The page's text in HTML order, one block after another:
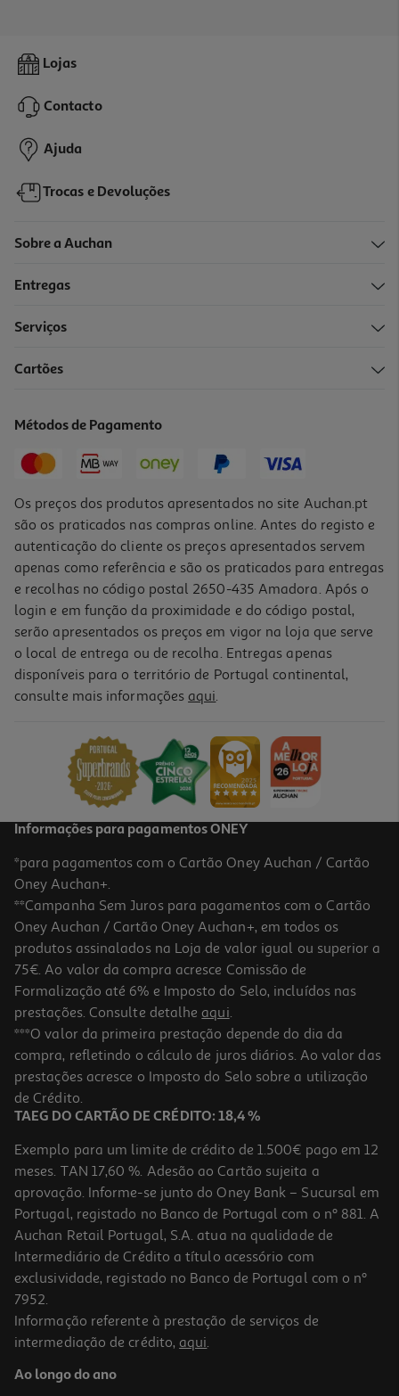
Lojas
Contacto
Ajuda
Trocas e Devoluções
Sobre a Auchan
Entregas
Serviços
Cartões
Métodos de Pagamento
Os preços dos produtos apresentados no site Auchan.pt
são os praticados nas compras online. Antes do registo e
autenticação do cliente os preços apresentados servem
apenas como referência e são os praticados para entregas
e recolhas no código postal 2650-435 Amadora. Após o
login e em função da proximidade e do código postal,
serão apresentados os preços em vigor na loja que serve
o local de entrega ou de recolha. Entregas apenas
disponíveis para o território de Portugal continental,
consulte mais informações aqui.
Informações para pagamentos ONEY
*para pagamentos com o Cartão Oney Auchan / Cartão
Oney Auchan+.
**Campanha Sem Juros para pagamentos com o Cartão
Oney Auchan / Cartão Oney Auchan+, em todos os
produtos assinalados na Loja de valor igual ou superior a
75€. Ao valor da compra acresce Comissão de
Formalização até 6% e Imposto do Selo, incluídos nas
prestações. Consulte detalhe aqui.
***O valor da primeira prestação depende do dia da
compra, refletindo o cálculo de juros diários. Ao valor das
prestações acresce o Imposto do Selo sobre a utilização
de Crédito.
TAEG DO CARTÃO DE CRÉDITO: 18,4 %
Exemplo para um limite de crédito de 1.500€ pago em 12
meses. TAN 17,60 %. Adesão ao Cartão sujeita a
aprovação. Informe-se junto do Oney Bank – Sucursal em
Portugal, registado no Banco de Portugal com o nº 881. A
Auchan Retail Portugal, S.A. atua na qualidade de
Intermediário de Crédito a título acessório com
exclusividade, registado no Banco de Portugal com o nº
7952.
Informação referente à prestação de serviços de
intermediação de crédito, aqui.
Ao longo do ano